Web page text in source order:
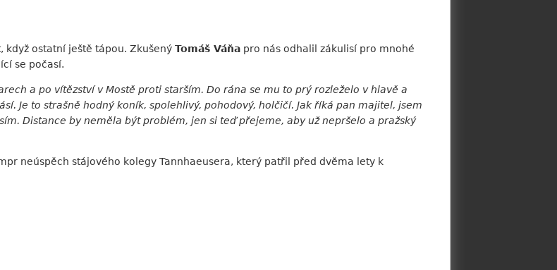
když ostatní ještě tápou. Zkušený Tomáš Váňa pro nás odhalil zákulisí pro mnohé
se počasí.
a po vítězství v Mostě proti starším. Do rána se mu to prý rozleželo v hlavě a
Je to strašně hodný koník, spolehlivý, pohodový, holčičí. Jak říká pan majitel, jsem
Distance by neměla být problém, jen si teď přejeme, aby už nepršelo a pražský
neúspěch stájového kolegy Tannhaeusera, který patřil před dvěma lety k